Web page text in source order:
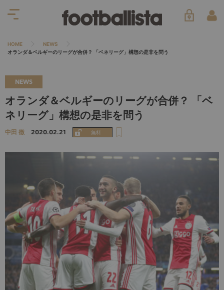
HOME
NEWS
オランダ＆ベルギーのリーグが合併？ 「ベネリーグ」構想の是非を問う
NEWS
オランダ＆ベルギーのリーグが合併？ 「ベ
ネリーグ」構想の是非を問う
中田 徹 2020.02.21